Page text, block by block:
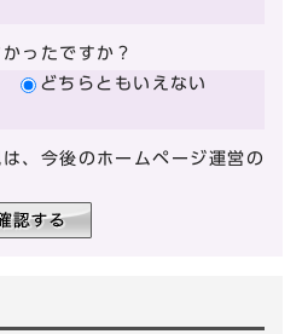
ったですか？
どちらともいえない
、今後のホームページ運営の